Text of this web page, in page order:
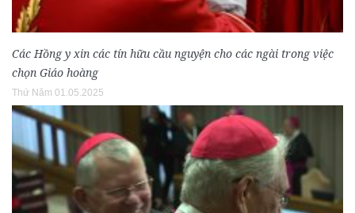
Các Hồng y xin các tín hữu cầu nguyện cho các ngài trong việc
chọn Giáo hoàng
Thứ Năm 01.05.2025